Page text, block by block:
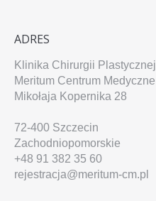
ADRES
Klinika Chirurgii Plastycznej
Meritum Centrum Medyczne
Mikołaja Kopernika 28
72-400 Szczecin
Zachodniopomorskie
+48 91 382 35 60
rejestracja@meritum-cm.pl